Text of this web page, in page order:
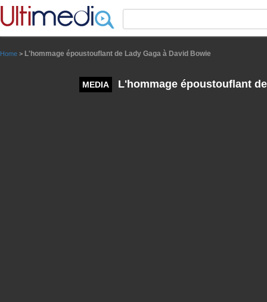
Home > L'hommage époustouflant de Lady Gaga à David Bowie
MEDIA L'hommage époustouflant
Panneau de gestion des cookies